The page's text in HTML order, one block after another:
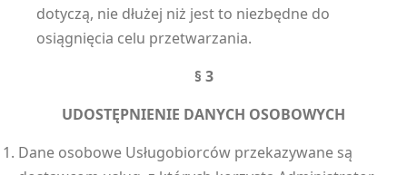
dotyczą, nie dłużej niż jest to niezbędne do
osiągnięcia celu przetwarzania.
§ 3
UDOSTĘPNIENIE DANYCH OSOBOWYCH
Dane osobowe Usługobiorców przekazywane są